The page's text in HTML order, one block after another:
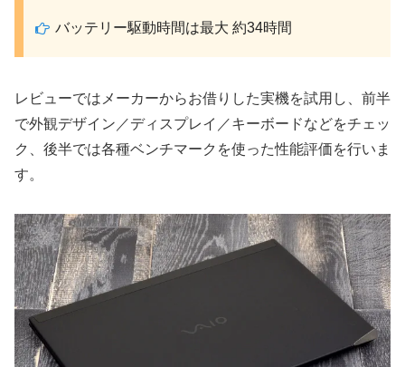
バッテリー駆動時間は最大 約34時間
レビューではメーカーからお借りした実機を試用し、前半
で外観デザイン／ディスプレイ／キーボードなどをチェッ
ク、後半では各種ベンチマークを使った性能評価を行いま
す。